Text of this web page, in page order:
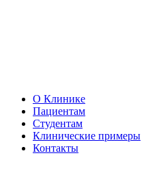
О Клинике
Пациентам
Студентам
Клинические примеры
Контакты